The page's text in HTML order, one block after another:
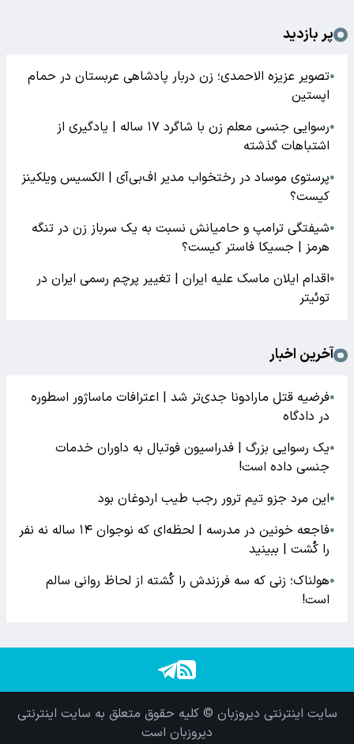
پر بازدید
●تصویر عزیزه الاحمدی؛ زن دربار پادشاهی عربستان در حمام
اپستین
●
رسوایی جنسی معلم زن با شاگرد ۱۷ ساله | یادگیری از
اشتباهات گذشته
●پرستوی موساد در رختخواب مدیر اف‌بی‌آی | الکسیس ویلکینز
کیست؟
●شیفتگی ترامپ و حامیانش نسبت به یک سرباز زن در تنگه
هرمز | جسیکا فاستر کیست؟
●اقدام ایلان ماسک علیه ایران | تغییر پرچم رسمی ایران در
توئیتر
آخرین اخبار
●فرضیه قتل مارادونا جدی‌تر شد | اعترافات ماساژور اسطوره
در دادگاه
●یک رسوایی بزرگ | فدراسیون فوتبال به داوران خدمات
جنسی داده است!
●این مرد جزو تیم ترور رجب طیب اردوغان بود
●
فاجعه خونین در مدرسه | لحظه‌ای که نوجوان ۱۴ ساله نه نفر
را کُشت | ببینید
●هولناک؛ زنی که سه فرزندش را کُشته از لحاظ روانی سالم
است!
سایت اینترنتی دیروزبان © کلیه حقوق متعلق به سایت اینترنتی
دیروزبان است